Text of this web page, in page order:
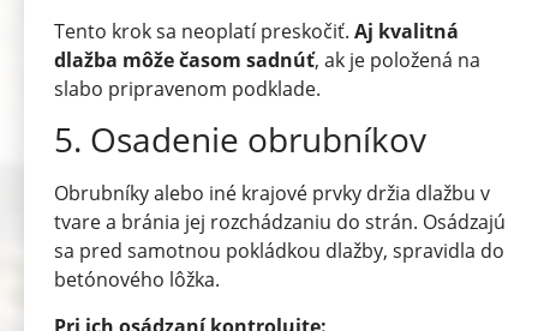
Tento krok sa neoplatí preskočiť. Aj kvalitná
dlažba môže časom sadnúť, ak je položená na
slabo pripravenom podklade.
5. Osadenie obrubníkov
Obrubníky alebo iné krajové prvky držia dlažbu v
tvare a bránia jej rozchádzaniu do strán. Osádzajú
sa pred samotnou pokládkou dlažby, spravidla do
betónového lôžka.
Pri ich osádzaní kontrolujte: